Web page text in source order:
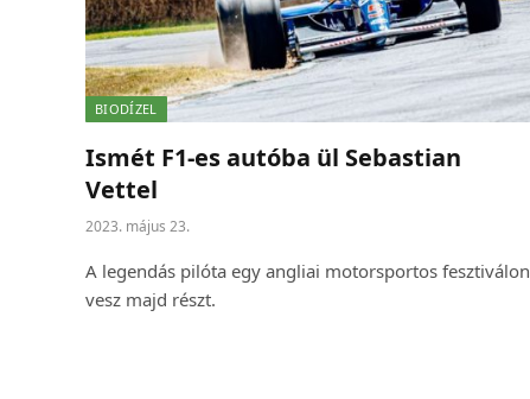
BIODÍZEL
Ismét F1-es autóba ül Sebastian
Vettel
2023. május 23.
A legendás pilóta egy angliai motorsportos fesztiválon
vesz majd részt.